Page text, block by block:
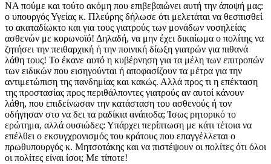
ΝΑ πούμε και τούτο ακόμη που επιβεβαιώνει αυτή την άποψή μας:
ο υπουργός Υγείας κ. Πλεύρης δήλωσε ότι μελετάται να θεσπισθεί
το ακαταδίωκτο και για τους γιατρούς των μονάδων νοσηλείας
ασθενών με κορωνοϊό! Δηλαδή, να μην έχει δικαίωμα ο πολίτης να
ζητήσει την πειθαρχική ή την ποινική δίωξη γιατρών για πιθανά
λάθη τους! Το έκανε αυτό η κυβέρνηση για τα μέλη των επιτροπών
των ειδικών που εισηγούνται ή αποφασίζουν τα μέτρα για την
αντιμετώπιση της πανδημίας και κακώς. Αλλά προς τι η επέκταση
της προστασίας προς περιθάλποντες γιατρούς αν αυτοί κάνουν
λάθη, που επιδείνωσαν την κατάσταση του ασθενούς ή τον
οδήγησαν στο να δει τα ραδίκια ανάποδα; Ίσως ρητορικό το
ερώτημα, αλλά ουσιώδες: Υπάρχει περίπτωση με κάτι τέτοια να
επέλθει ο εκσυγχρονισμός του κράτους που επαγγέλλεται ο
πρωθυπουργός κ. Μητσοτάκης και να πιστέψουν οι πολίτες ότι όλοι
οι πολίτες είναι ίσοι; Με τίποτε!